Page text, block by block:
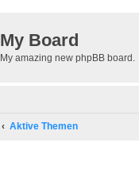
My Board
My amazing new phpBB board.
Aktive Themen